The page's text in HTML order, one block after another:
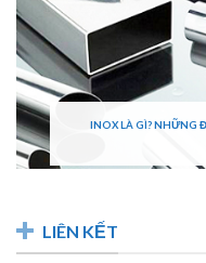
INOX LÀ GÌ? NHỮNG
LIÊN KẾT